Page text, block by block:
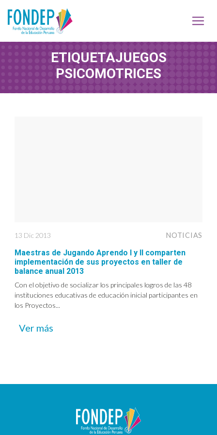
ETIQUETAJUEGOS
PSICOMOTRICES
13 Dic 2013 NOTICIAS
Maestras de Jugando Aprendo I y II comparten
implementación de sus proyectos en taller de
balance anual 2013
Con el objetivo de socializar los principales logros de las 48
instituciones educativas de educación inicial participantes en
los Proyectos...
Ver más